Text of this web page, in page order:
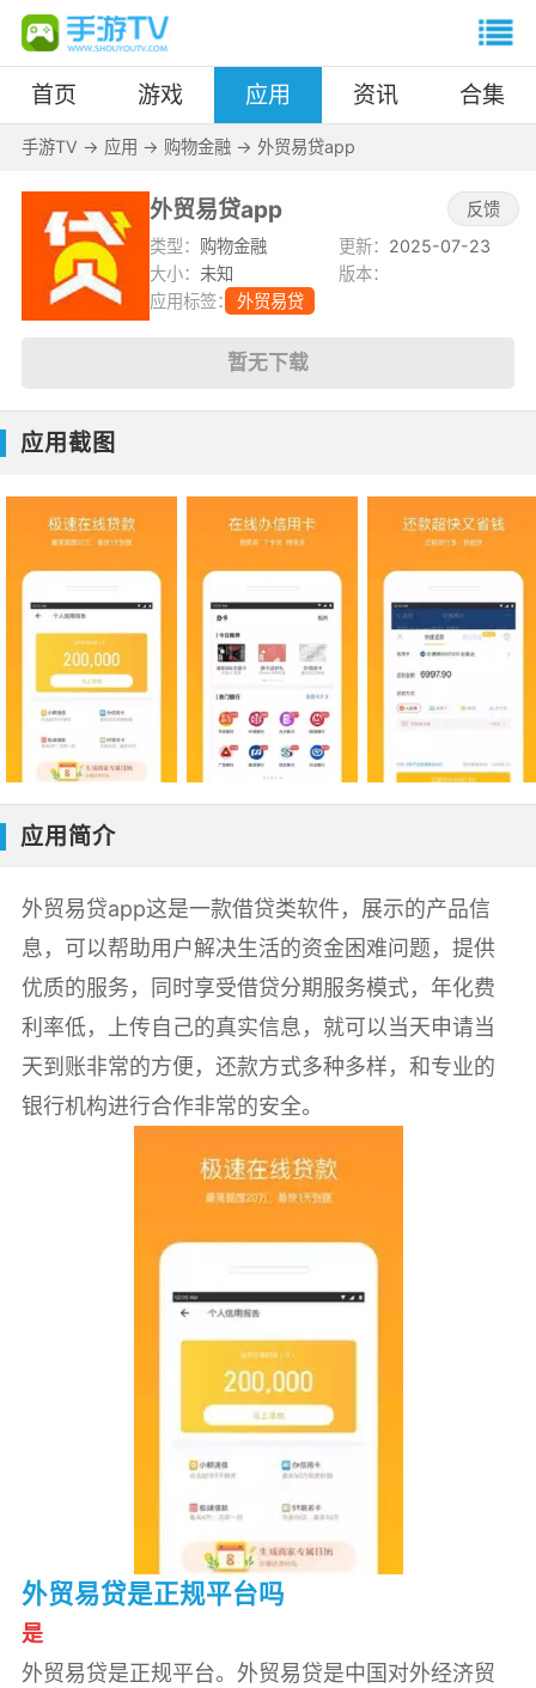
首页 游戏 应用 资讯 合集
手游TV -> 应用 -> 购物金融-> 外贸易贷app
外贸易贷app
反馈
类型： 购物金融 更新： 2025-07-23
大小： 未知
版本：
应用标签：
外贸易贷
暂无下载
应用截图
应用简介
外贸易贷app这是一款借贷类软件，展示的产品信
息，可以帮助用户解决生活的资金困难问题，提供
优质的服务，同时享受借贷分期服务模式，年化费
利率低，上传自己的真实信息，就可以当天申请当
天到账非常的方便，还款方式多种多样，和专业的
银行机构进行合作非常的安全。
‌外贸易贷是正规平台吗
是
‌外贸易贷是正规平台。‌外贸易贷是中国对外经济贸